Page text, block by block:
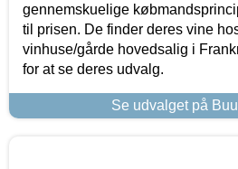
gennemskuelige
til prisen. De finder deres vine
vinhuse/gårde hovedsalig i
for at se deres udvalg.
Se udvalget på